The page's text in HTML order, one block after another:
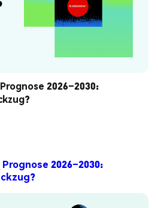
2026–2030:
2026–2030: